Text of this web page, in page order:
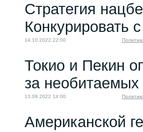
Стратегия
Конкурировать
14.10.2022 22:00
Токио и Пекин
за необитаемых
13.09.2022 14:00
Американской